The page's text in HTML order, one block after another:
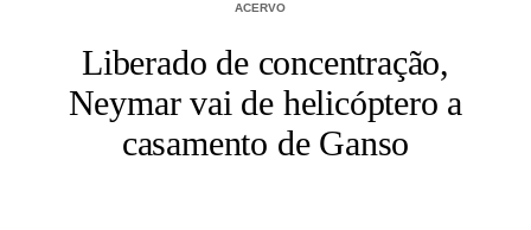
ACERVO
Liberado de concentração,
Neymar vai de helicóptero a
casamento de Ganso